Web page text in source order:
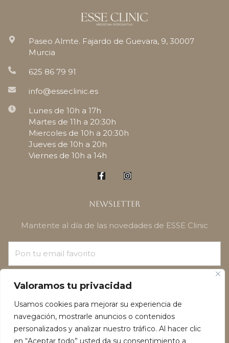
Valoramos tu privacidad
Usamos cookies para mejorar su experiencia de
navegación, mostrarle anuncios o contenidos
personalizados y analizar nuestro tráfico. Al hacer clic
en “Aceptar todo” usted da su consentimiento a
Paseo Almte. Fajardo de Guevara, 9, 30007
Murcia
625 86 79 91
info@esseclinic.es
Lunes de 10h a 17h
Martes de 11h a 20:30h
Miercoles de 10h a 20:30h
Jueves de 10h a 20h
Viernes de 10h a 14h
Newsletter
Mantente al día de las novedades de ESSE Clinic
¡SUSCRÍBETE!